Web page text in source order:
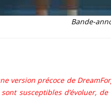
Bande-
version précoce de
susceptibles d’évoluer,